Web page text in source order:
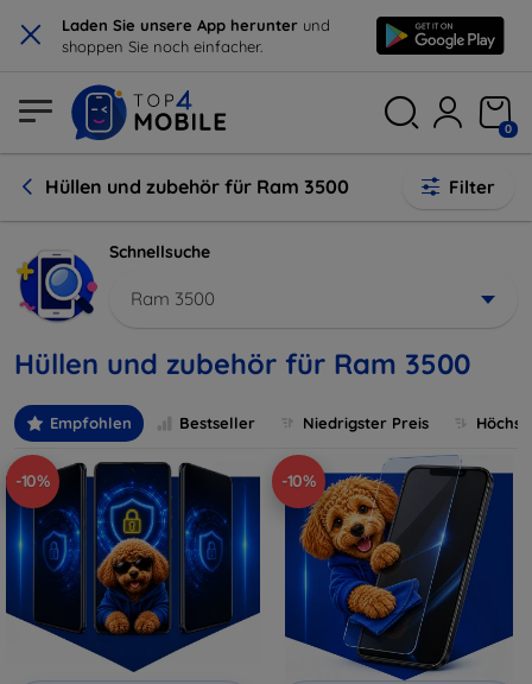
× Laden Sie unsere App herunter und
shoppen Sie noch einfacher.
0
Hüllen und zubehör für Ram 3500 Filter
Schnellsuche
Ram 3500
Hüllen und zubehör für Ram 3500
Empfohlen Bestseller Niedrigster Preis
-10% -10%